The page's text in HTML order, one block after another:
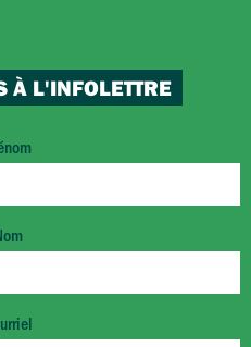
À L'INFOLETTRE